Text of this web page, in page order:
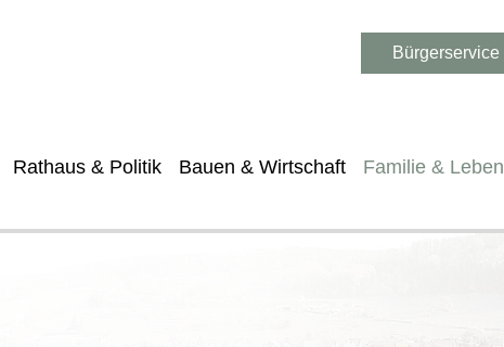
Bürgerservice
Rathaus & Politik Bauen & Wirtschaft Familie & Leben